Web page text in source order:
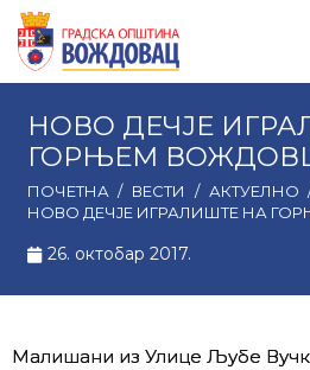
НОВО ДЕЧЈЕ
ГОРЊЕМ
ПОЧЕТНА / ВЕСТИ / АКТУЕЛНО
НОВО ДЕЧЈЕ ИГРАЛИШТЕ НА
26. октобар 2017.
Малишани из Улице Љубе